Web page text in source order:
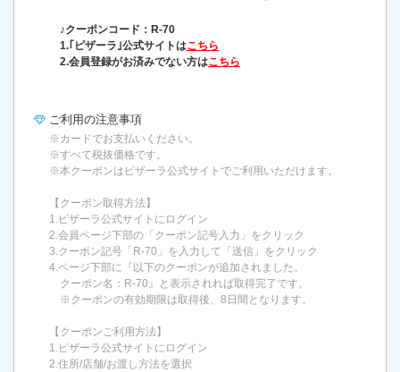
♪クーポンコード：R-70
1.｢ピザーラ｣公式サイトはこちら
2.会員登録がお済みでない方はこちら
ご利用の注意事項
※カードでお支払いください。
※すべて税抜価格です。
※本クーポンはピザーラ公式サイトでご利用いただけます。
【クーポン取得方法】
1.ピザーラ公式サイトにログイン
2.会員ページ下部の「クーポン記号入力」をクリック
3.クーポン記号「R-70」を入力して「送信」をクリック
4.ページ下部に『以下のクーポンが追加されました。
クーポン名：R-70』と表示されれば取得完了です。
※クーポンの有効期限は取得後、8日間となります。
【クーポンご利用方法】
1.ピザーラ公式サイトにログイン
2.住所/店舗/お渡し方法を選択